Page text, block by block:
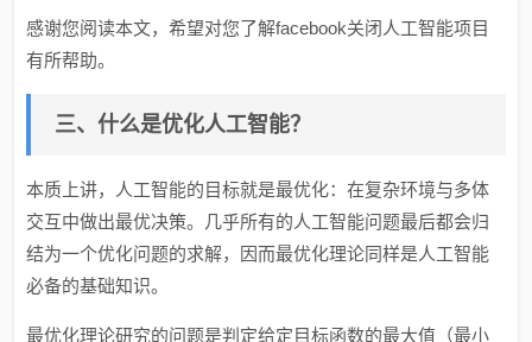
感谢您阅读本文，希望对您了解facebook关闭人工智能项目
有所帮助。
三、什么是优化人工智能？
本质上讲，人工智能的目标就是最优化：在复杂环境与多体
交互中做出最优决策。几乎所有的人工智能问题最后都会归
结为一个优化问题的求解，因而最优化理论同样是人工智能
必备的基础知识。
最优化理论研究的问题是判定给定目标函数的最大值（最小